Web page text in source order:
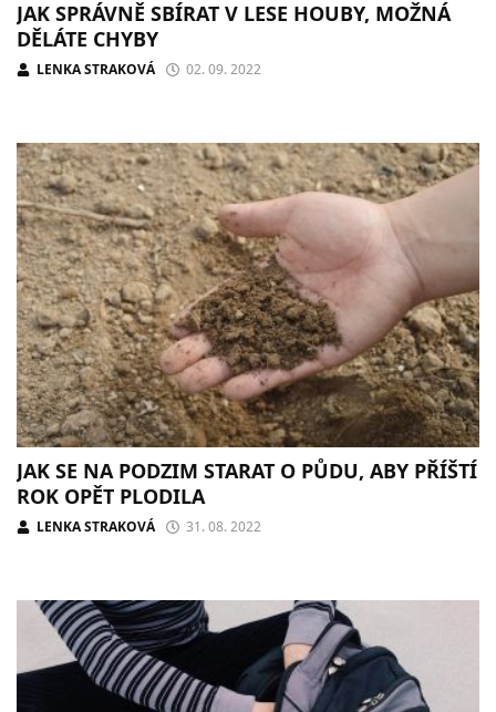
JAK SPRÁVNĚ SBÍRAT V LESE HOUBY, MOŽNÁ
DĚLÁTE CHYBY
LENKA STRAKOVÁ 02. 09. 2022
JAK SE NA PODZIM STARAT O PŮDU, ABY PŘÍŠTÍ
ROK OPĚT PLODILA
LENKA STRAKOVÁ 31. 08. 2022